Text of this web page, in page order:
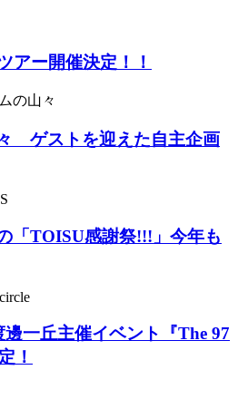
ー開催決定！！
の山々
ゲストを迎えた自主企画
「TOISU感謝祭!!!」今年も
一丘主催イベント『The 97
！